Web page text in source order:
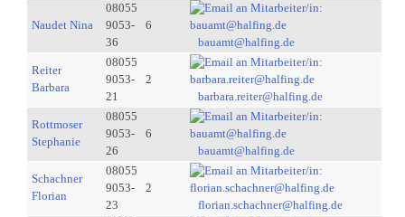
Naudet Nina
08055
9053-
36
6
bauamt@halfing.de
Reiter
Barbara
08055
9053-
21
2
barbara.reiter@halfing.de
Rottmoser
Stephanie
08055
9053-
26
6
bauamt@halfing.de
Schachner
Florian
08055
9053-
23
2
florian.schachner@halfing.de